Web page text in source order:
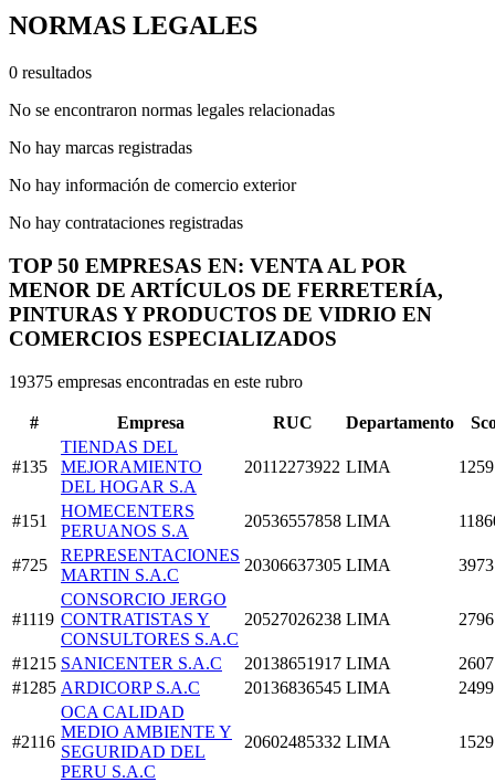
NORMAS LEGALES
0 resultados
No se encontraron normas legales relacionadas
No hay marcas registradas
No hay información de comercio exterior
No hay contrataciones registradas
TOP 50 EMPRESAS EN: VENTA AL POR
MENOR DE ARTÍCULOS DE FERRETERÍA,
PINTURAS Y PRODUCTOS DE VIDRIO EN
COMERCIOS ESPECIALIZADOS
19375 empresas encontradas en este rubro
# Empresa RUC Departamento
#135
TIENDAS DEL
MEJORAMIENTO
DEL HOGAR S.A
20112273922 LIMA
#151
HOMECENTERS
PERUANOS S.A
20536557858 LIMA
#725
REPRESENTACIONES
MARTIN S.A.C
20306637305 LIMA
#1119
CONSORCIO JERGO
CONTRATISTAS Y
CONSULTORES S.A.C
20527026238 LIMA
#1215 SANICENTER S.A.C 20138651917 LIMA
#1285 ARDICORP S.A.C 20136836545 LIMA
#2116
OCA CALIDAD
MEDIO AMBIENTE Y
SEGURIDAD DEL
PERU S.A.C
20602485332 LIMA